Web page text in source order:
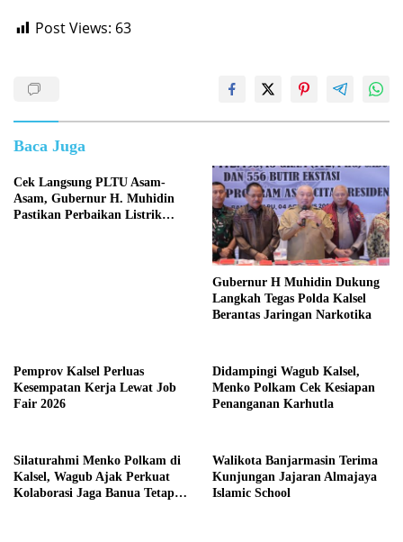
Post Views: 63
Baca Juga
Cek Langsung PLTU Asam-
Asam, Gubernur H. Muhidin
Pastikan Perbaikan Listrik
Gubernur H Muhidin Dukung
Langkah Tegas Polda Kalsel
Berantas Jaringan Narkotika
Pemprov Kalsel Perluas
Kesempatan Kerja Lewat Job
Fair 2026
Didampingi Wagub Kalsel,
Menko Polkam Cek Kesiapan
Penanganan Karhutla
Silaturahmi Menko Polkam di
Kalsel, Wagub Ajak Perkuat
Kolaborasi Jaga Banua Tetap
Walikota Banjarmasin Terima
Kunjungan Jajaran Almajaya
Islamic School